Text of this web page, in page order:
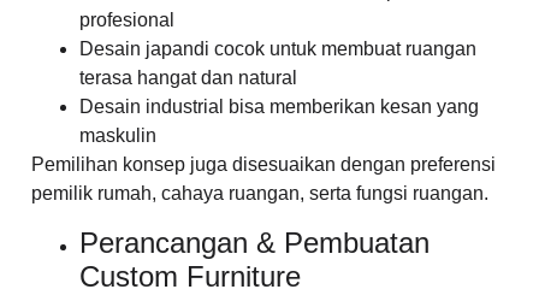
profesional
Desain japandi cocok untuk membuat ruangan
terasa hangat dan natural
Desain industrial bisa memberikan kesan yang
maskulin
Pemilihan konsep juga disesuaikan dengan preferensi
pemilik rumah, cahaya ruangan, serta fungsi ruangan.
Perancangan & Pembuatan
Custom Furniture